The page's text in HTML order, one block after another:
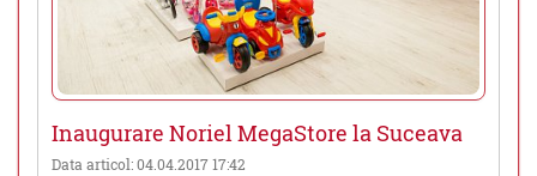
Inaugurare Noriel MegaStore la Suceava
Data articol: 04.04.2017 17:42